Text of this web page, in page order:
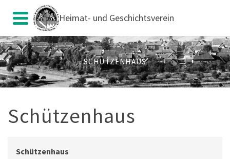
Heimat- und Geschichtsverein
SCHÜTZENHAUS
Schützenhaus
Schützenhaus